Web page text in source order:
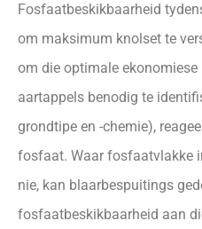
Fosfaatbeskikbaarheid
om maksimum knolset te
om die optimale
aartappels benodig te
grondtipe en -chemie),
fosfaat. Waar fosfaatvlakke
nie, kan blaarbespuitings
fosfaatbeskikbaarheid aan